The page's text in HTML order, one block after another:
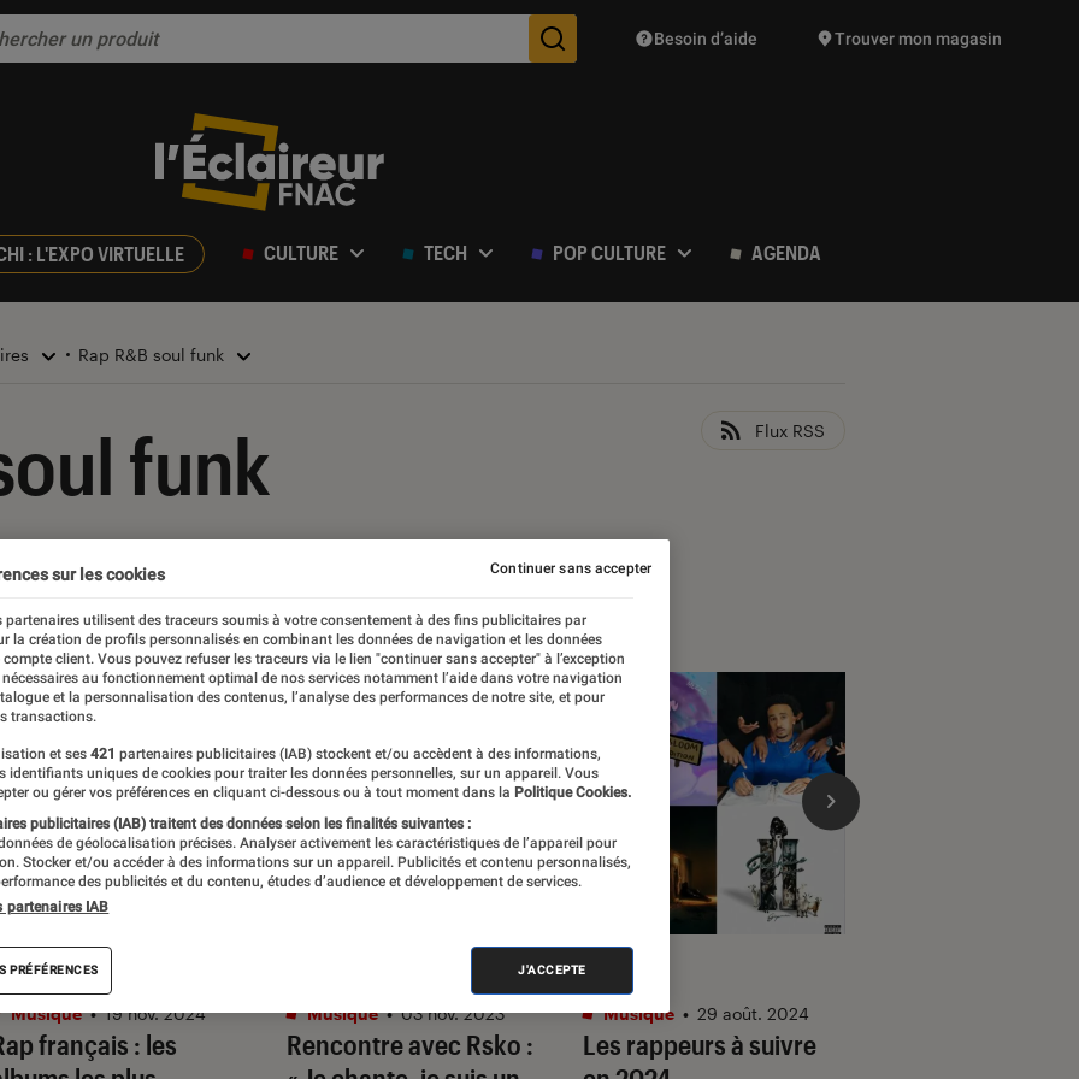
Des suggestions de produits vont vous être proposées
Besoin d’aide Trouver mon magasin
: L'EXPO VIRTUELLE CULTURE TECH POP CULTURE AGENDA
Rap R&B soul funk
funk Flux RSS
français : les
Musique • 19 nov. 2024
Rencontre avec Rsko :
Musique • 03 nov. 2023
Les rappeurs à suivre
SÉLECTION
Musique • 29 août. 2024
sur les cookies
partenaires utilisent des traceurs soumis à votre consentement à des fins publicitaires par
la création de profils personnalisés en combinant les données de navigation et les données
compte client. Vous pouvez refuser les traceurs via le lien "continuer sans accepter" à l’exception
au fonctionnement optimal de nos services notamment l’aide dans votre navigation
et la personnalisation des contenus, l’analyse des performances de notre site, et pour
transactions.
et ses 421 partenaires publicitaires (IAB) stockent et/ou accèdent à des informations,
identifiants uniques de cookies pour traiter les données personnelles, sur un appareil. Vous
ou gérer vos préférences en cliquant ci-dessous ou à tout moment dans la Politique Cookies.
publicitaires (IAB) traitent des données selon les finalités suivantes :
de géolocalisation précises. Analyser activement les caractéristiques de l’appareil pour
Stocker et/ou accéder à des informations sur un appareil. Publicités et contenu personnalisés,
des publicités et du contenu, études d’audience et développement de services.
partenaires IAB
PRÉFÉRENCES J'ACCEPTE
Continuer sans accepter